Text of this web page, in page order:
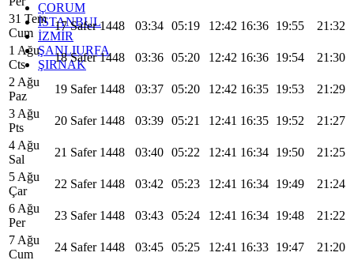
ÇORUM
İSTANBUL
İZMİR
ŞANLIURFA
ŞIRNAK
31 Tem
Cum
17 Safer 1448 03:34 05:19 12:42 16:36 19:55
21:32
1 Ağu
Cts
18 Safer 1448 03:36 05:20 12:42 16:36 19:54
21:30
2 Ağu
Paz
19 Safer 1448 03:37 05:20 12:42 16:35 19:53
21:29
3 Ağu
Pts
20 Safer 1448 03:39 05:21 12:41 16:35 19:52
21:27
4 Ağu
Sal
21 Safer 1448 03:40 05:22 12:41 16:34 19:50
21:25
5 Ağu
Çar
22 Safer 1448 03:42 05:23 12:41 16:34 19:49
21:24
6 Ağu
Per
23 Safer 1448 03:43 05:24 12:41 16:34 19:48
21:22
7 Ağu
Cum
24 Safer 1448 03:45 05:25 12:41 16:33 19:47
21:20